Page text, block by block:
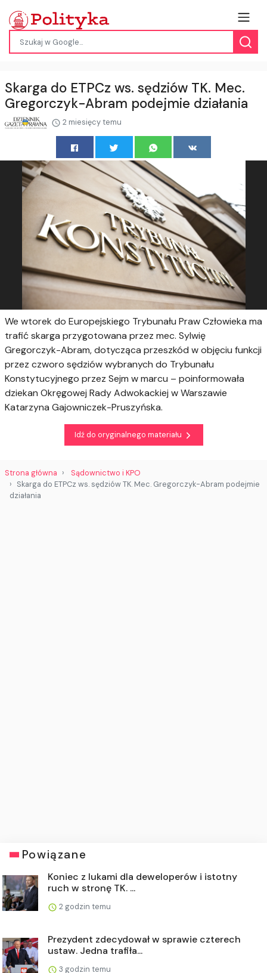
Skarga do ETPCz ws. sędziów TK. Mec.
Gregorczyk-Abram podejmie działania
2 miesięcy temu
We wtorek do Europejskiego Trybunału Praw Człowieka ma
trafić skarga przygotowana przez mec. Sylwię
Gregorczyk-Abram, dotycząca przeszkód w objęciu funkcji
przez czworo sędziów wybranych do Trybunału
Konstytucyjnego przez Sejm w marcu – poinformowała
dziekan Okręgowej Rady Adwokackiej w Warszawie
Katarzyna Gajowniczek-Pruszyńska.
Idź do oryginalnego materiału
Strona główna
Sądownictwo i KPO
Skarga do ETPCz ws. sędziów TK. Mec. Gregorczyk-Abram podejmie
działania
Powiązane
Koniec z lukami dla deweloperów i istotny
ruch w stronę TK. ...
2 godzin temu
Prezydent zdecydował w sprawie czterech
ustaw. Jedna trafiła...
3 godzin temu